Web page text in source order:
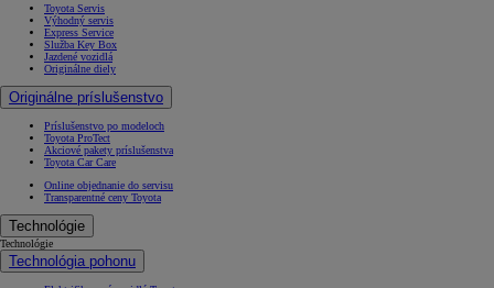
Toyota Servis
Výhodný servis
Express Service
Služba Key Box
Jazdené vozidlá
Originálne diely
Originálne príslušenstvo
Príslušenstvo po modeloch
Toyota ProTect
Akciové pakety príslušenstva
Toyota Car Care
Online objednanie do servisu
Transparentné ceny Toyota
Technológie
Technológie
Technológia pohonu